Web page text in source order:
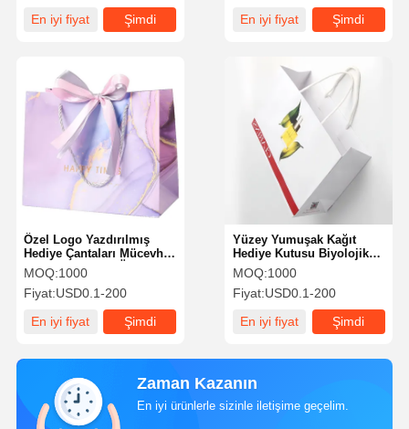
En iyi fiyat
Şimdi
En iyi fiyat
Şimdi
Özel Logo Yazdırılmış
Hediye Çantaları Mücevher
veya Deri Bakım Ürünleri
için Yüksek Son
MOQ:1000
Fiyat:USD0.1-200
En iyi fiyat
Şimdi
Yüzey Yumuşak Kağıt
Hediye Kutusu Biyolojik
olarak Bozulabilir Geri
Dönüştürülmüş Özel Lüks
Kağıt Torbalar
MOQ:1000
Fiyat:USD0.1-200
En iyi fiyat
Şimdi
Zaman Kazanın
En iyi ürünlerle sizinle iletişime geçelim.